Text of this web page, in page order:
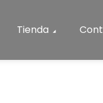
Tienda